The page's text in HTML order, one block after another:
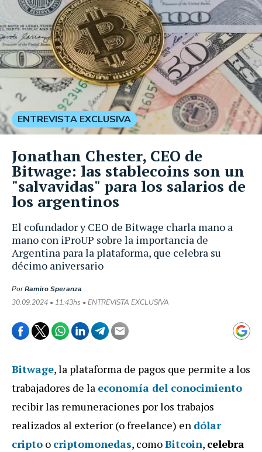
El cofundador y CEO de Bitwage charla mano a
mano con iProUP sobre la importancia de
Argentina para la plataforma, que celebra su
décimo aniversario
PorRamiro Speranza
30.09.2024 • 11:43hs • ENTREVISTA EXCLUSIVA
ENTREVISTA EXCLUSIVA
Jonathan Chester, CEO de
Bitwage: las stablecoins son un
"salvavidas" para los salarios de
los argentinos
Bitwage, la plataforma de pagos que permite a los
trabajadores de la economía del conocimiento
recibir las remuneraciones por los trabajos
realizados al exterior (o freelance) en dólar
cripto o criptomonedas, comoBitcoin, celebra